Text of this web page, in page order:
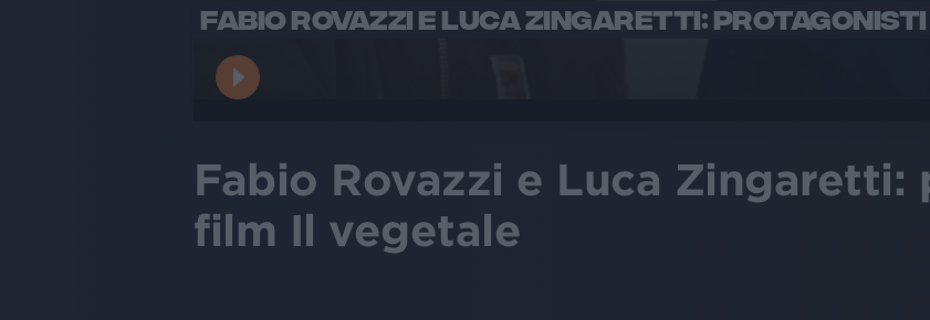
FABIO ROVAZZI E LUCA ZINGARETTI:
Fabio Rovazzi e Luca
film Il vegetale